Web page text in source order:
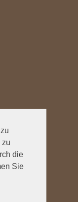
zu
die
Sie